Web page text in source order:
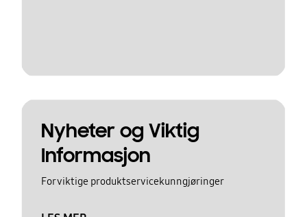
Nyheter og Viktig
Informasjon
For viktige produktservicekunngjøringer